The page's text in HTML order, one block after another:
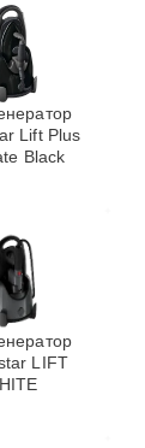
Lift Plus
Black
LIFT